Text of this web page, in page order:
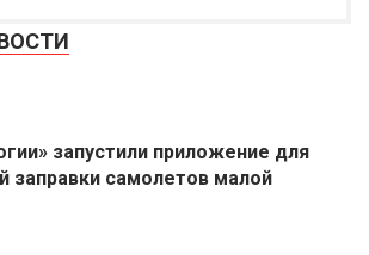
запустили приложение для
заправки самолетов малой